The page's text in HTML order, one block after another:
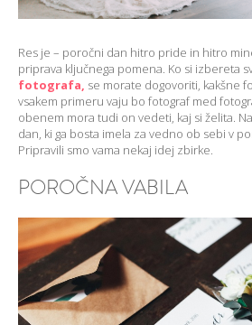
Res je – poročni dan hitro pride in hitro
priprava ključnega pomena. Ko si izbereta
fotografa, se morate dogovoriti, kakšne
vsakem primeru vaju bo fotograf med
obenem mora tudi on vedeti, kaj si želita.
dan, ki ga bosta imela za vedno ob sebi v
Pripravili smo vama nekaj idej zbirke.
POROČNA VABILA